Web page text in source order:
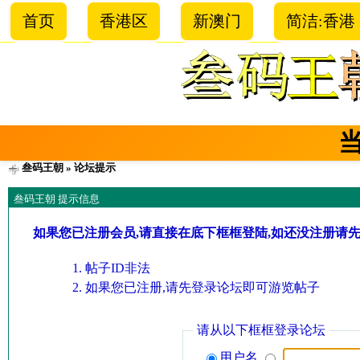
首页 香港区 新澳门 简洁:香港
叁码王朝 » 论坛提示
叁码王朝 提示信息
如果您已注册会员,请直接在底下框框登陆,如还没注册请
帖子ID非法
如果您已注册,请先登录论坛即可游览帖子
请从以下框框登录论坛
用户名